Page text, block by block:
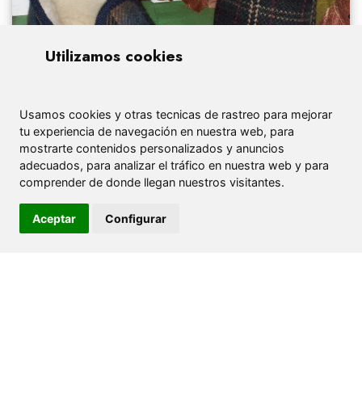
Utilizamos cookies
Usamos cookies y otras tecnicas de rastreo para mejorar
tu experiencia de navegación en nuestra web, para
mostrarte contenidos personalizados y anuncios
adecuados, para analizar el tráfico en nuestra web y para
comprender de donde llegan nuestros visitantes.
Aceptar Configurar